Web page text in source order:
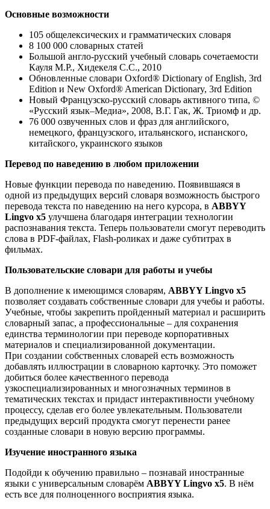
Основные возможности
105 общелексических и грамматических словаря
8 100 000 словарных статей
Большой англо-русский учебный словарь сочетаемости
Кауля М.Р., Хидекеля С.С., 2010
Обновленные словари Oxford® Dictionary of English, 3rd
Edition и New Oxford® American Dictionary, 3rd Edition
Новый Французско-русский словарь активного типа, ©
«Русский язык–Медиа», 2008, В.Г. Гак, Ж. Триомф и др.
76 000 озвученных слов и фраз для английского,
немецкого, французского, итальянского, испанского,
китайского, украинского языков
Перевод по наведению в любом приложении
Новые функции перевода по наведению. Появившаяся в
одной из предыдущих версий словаря возможность быстрого
перевода текста по наведению на него курсора, в ABBYY
Lingvo x5 улучшена благодаря интеграции технологии
распознавания текста. Теперь пользователи смогут переводить
слова в PDF-файлах, Flash-роликах и даже субтитрах в
фильмах.
Пользовательские словари для работы и учебы
В дополнение к имеющимся словарям, ABBYY Lingvo x5
позволяет создавать собственные словари для учебы и работы.
Учебные, чтобы закрепить пройденный материал и расширить
словарный запас, а профессиональные – для сохранения
единства терминологии при переводе корпоративных
материалов и специализированной документации.
При создании собственных словарей есть возможность
добавлять иллюстрации в словарною карточку. Это поможет
добиться более качественного перевода
узкоспециализированных и многозначных терминов в
тематических текстах и придаст интерактивности учебному
процессу, сделав его более увлекательным. Пользователи
предыдущих версий продукта смогут перенести ранее
созданные словари в новую версию программы.
Изучение иностранного языка
Подойди к обучению правильно – познавай иностранные
языки с универсальным словарём ABBYY Lingvo x5. В нём
есть все для полноценного восприятия языка.